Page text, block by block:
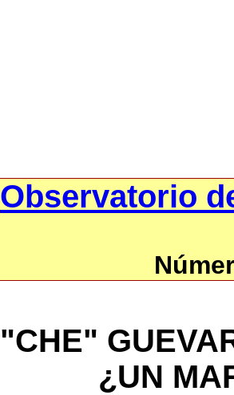
Observatorio
"CHE"
¿UN